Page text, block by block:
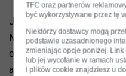
Jej praca dyplomowa,
Marcina Grabowskiego,
oraz przygotowaną przez
audiodeskrypcyjną do
TFC oraz partnerów
być wykorzystywane przez tę
Niektórzy dostawcy mogą
podstawie uzasadnionego
zmieniając opcje poniżej.
lub jej wycofanie w ramach
i plików cookie znajdziesz u